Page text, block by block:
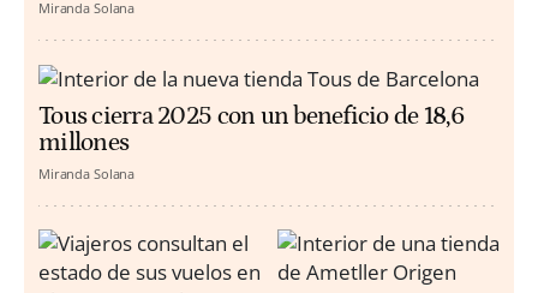
Miranda Solana
Tous cierra 2025 con un beneficio de 18,6
millones
Miranda Solana